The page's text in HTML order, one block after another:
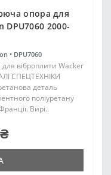
опора для
DPU7060 2000-
• DPU7060
віброплити Wacker
СПЕЦТЕХНІКИ
деталь
поліуретану
Вирі..